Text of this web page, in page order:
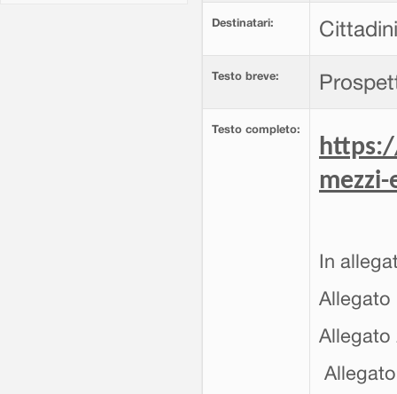
Destinatari: Cittadini
Testo breve:
Testo completo:
In
Allegato
Allegato